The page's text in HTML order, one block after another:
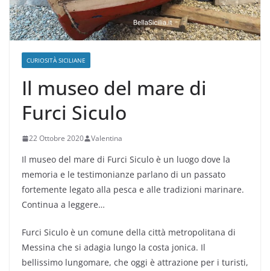
CURIOSITÀ SICILIANE
Il museo del mare di
Furci Siculo
22 Ottobre 2020 Valentina
Il museo del mare di Furci Siculo è un luogo dove la
memoria e le testimonianze parlano di un passato
fortemente legato alla pesca e alle tradizioni marinare.
Continua a leggere…
Furci Siculo è un comune della città metropolitana di
Messina che si adagia lungo la costa jonica. Il
bellissimo lungomare, che oggi è attrazione per i turisti,